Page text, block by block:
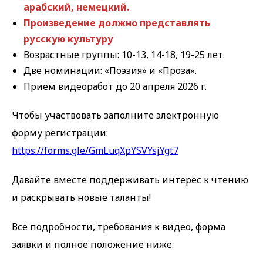
арабский, немецкий.
Произведение должно представлять
русскую культуру
Возрастные группы: 10-13, 14-18, 19-25 лет.
Две номинации: «Поэзия» и «Проза».
Прием видеоработ до 20 апреля 2026 г.
Чтобы участвовать заполните электронную
форму регистрации:
https://forms.gle/GmLuqXpYSVYsjYgt7
Давайте вместе поддерживать интерес к чтению
и раскрывать новые таланты!
Все подробности, требования к видео, форма
заявки и полное положение ниже.